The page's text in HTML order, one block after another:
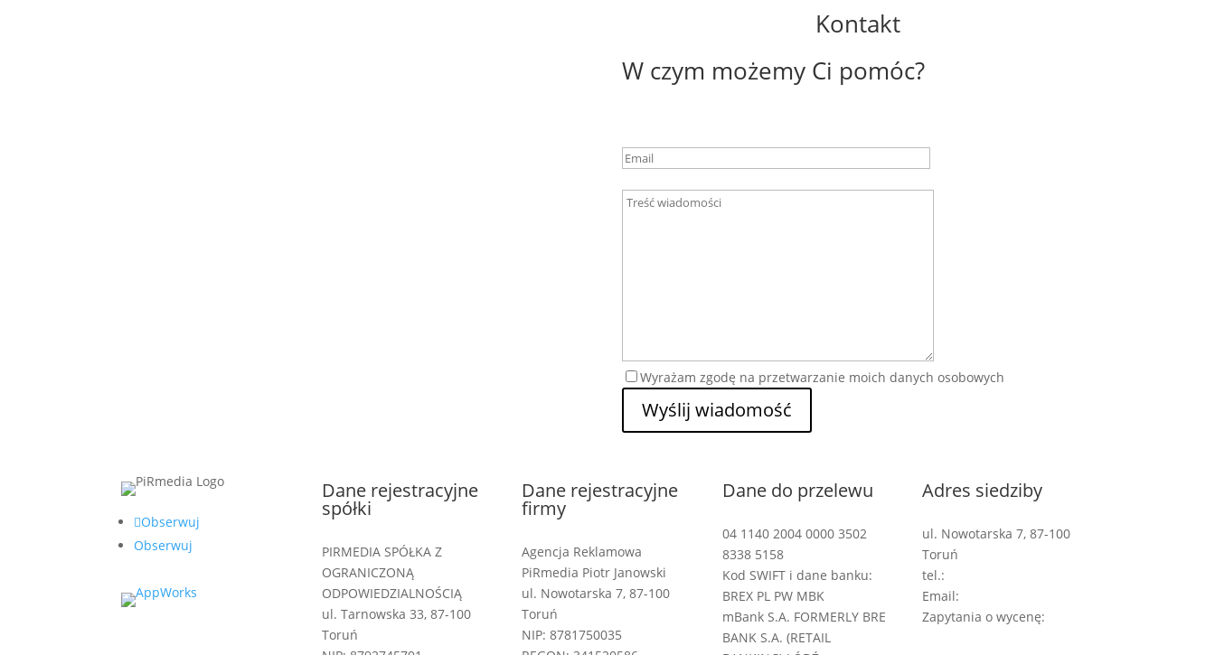
Kontakt
W czym możemy Ci pomóc?
Wyrażam zgodę na przetwarzanie moich danych osobowych
Wyślij wiadomość
Obserwuj
Obserwuj
Dane rejestracyjne
spółki
PIRMEDIA SPÓŁKA Z
OGRANICZONĄ
ODPOWIEDZIALNOŚCIĄ
ul. Tarnowska 33, 87-100
Toruń
Dane rejestracyjne
firmy
Agencja Reklamowa
PiRmedia Piotr Janowski
ul. Nowotarska 7, 87-100
Toruń
NIP: 8781750035
Dane do przelewu
04 1140 2004 0000 3502
8338 5158
Kod SWIFT i dane banku:
BREX PL PW MBK
mBank S.A. FORMERLY BRE
BANK S.A. (RETAIL
Adres siedziby
ul. Nowotarska 7, 87-100
Toruń
tel.:
Email:
Zapytania o wycenę: